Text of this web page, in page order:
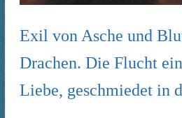
Exil von Asche und
Drachen. Die Flucht
Liebe, geschmiedet in